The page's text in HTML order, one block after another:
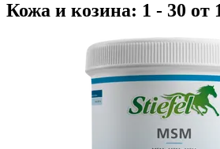
Кожа и козина: 1 - 30 от